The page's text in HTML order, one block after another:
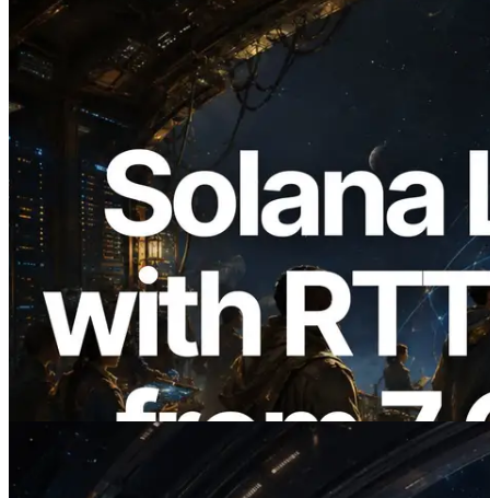
2026.08.05
ERPC, Solana Leader Slot API'yi 7
küresel bölgeden ping ölçümüyle
genişletti — Validators Information API
de yayında
Bu makaleyi oku